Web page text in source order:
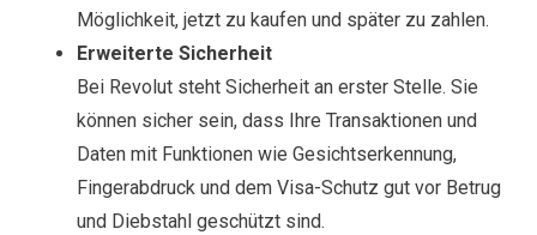
Möglichkeit, jetzt zu kaufen und später zu zahlen.
Erweiterte Sicherheit
Bei Revolut steht Sicherheit an erster Stelle. Sie
können sicher sein, dass Ihre Transaktionen und
Daten mit Funktionen wie Gesichtserkennung,
Fingerabdruck und dem Visa-Schutz gut vor Betrug
und Diebstahl geschützt sind.